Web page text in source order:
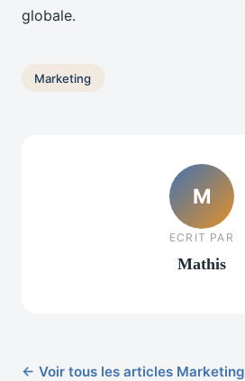
globale.
Marketing
M
ECRIT PAR
Mathis
← Voir tous les articles Marketing